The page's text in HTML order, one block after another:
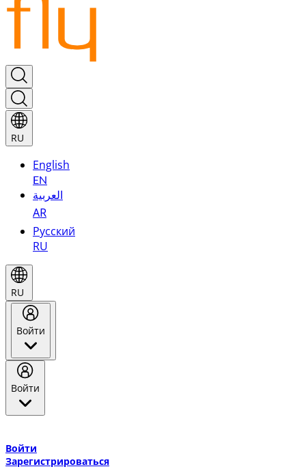
RU
English
EN
العربية
AR
Русский
RU
RU
Войти
Войти
Войти
Зарегистрироваться